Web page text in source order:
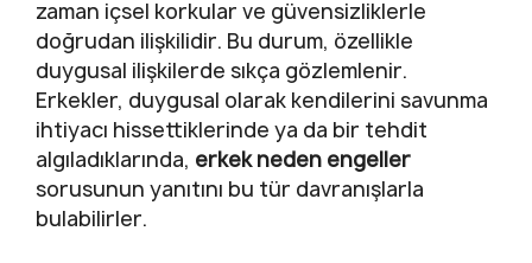
zaman içsel korkular ve güvensizliklerle
doğrudan ilişkilidir. Bu durum, özellikle
duygusal ilişkilerde sıkça gözlemlenir.
Erkekler, duygusal olarak kendilerini savunma
ihtiyacı hissettiklerinde ya da bir tehdit
algıladıklarında, erkek neden engeller
sorusunun yanıtını bu tür davranışlarla
bulabilirler.